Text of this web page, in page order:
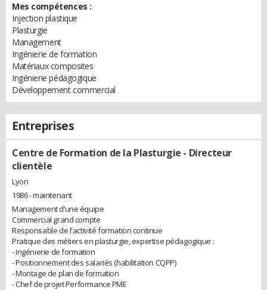
Mes compétences :
Injection plastique
Plasturgie
Management
Ingénierie de formation
Matériaux composites
Ingénierie pédagogique
Développement commercial
Entreprises
Centre de Formation de la Plasturgie - Directeur
clientèle
Lyon
1986 - maintenant
Management d’une équipe
Commercial grand compte
Responsable de l'activité formation continue
Pratique des métiers en plasturgie, expertise pédagogique :
- Ingénierie de formation
- Positionnement des salariés (habilitation CQPP)
- Montage de plan de formation
- Chef de projet Performance PME